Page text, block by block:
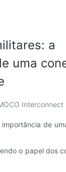
a
uma
Interconnect
de
o papel dos